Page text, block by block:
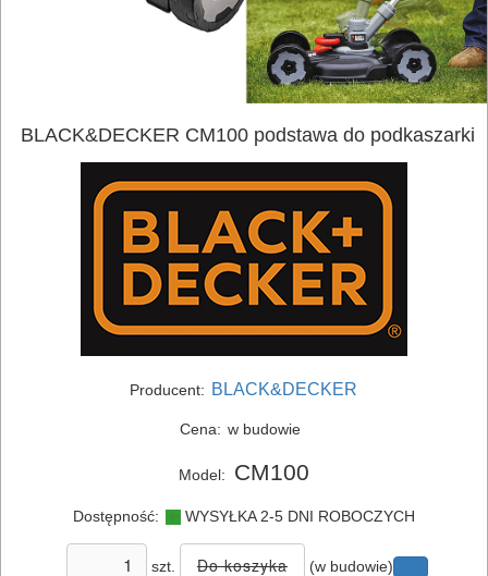
ELEKTRONARZĘDZIA
SIECIOWE
ELEKTRONARZĘDZIA
AKUMULATOROWE
OSPRZĘT
ELEKTRONARZĘDZI
MAGAZYNOWANIE
BLACK&DECKER CM100 podstawa do podkaszarki
Producent: BLACK&DECKER
Cena: w budowie
Model: CM100
Dostępność: WYSYŁKA 2-5 DNI ROBOCZYCH
szt. (w budowie)